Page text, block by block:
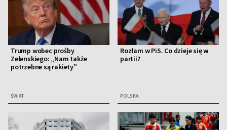
Trump wobec prośby
Zełenskiego: „Nam także
potrzebne są rakiety”
ŚWIAT
Rozłam w PiS. Co dzieje się w
partii?
POLSKA